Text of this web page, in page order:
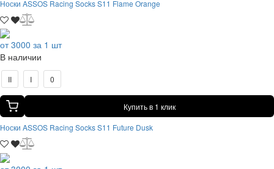
Носки ASSOS Racing Socks S11 Flame Orange
от 3000 за 1 шт
В наличии
II I 0
Купить в 1 клик
Носки ASSOS Racing Socks S11 Future Dusk